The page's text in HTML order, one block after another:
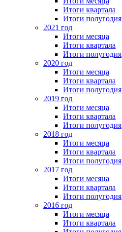
Итоги квартала
Итоги полугодия
2021 год
Итоги месяца
Итоги квартала
Итоги полугодия
2020 год
Итоги месяца
Итоги квартала
Итоги полугодия
2019 год
Итоги месяца
Итоги квартала
Итоги полугодия
2018 год
Итоги месяца
Итоги квартала
Итоги полугодия
2017 год
Итоги месяца
Итоги квартала
Итоги полугодия
2016 год
Итоги месяца
Итоги квартала